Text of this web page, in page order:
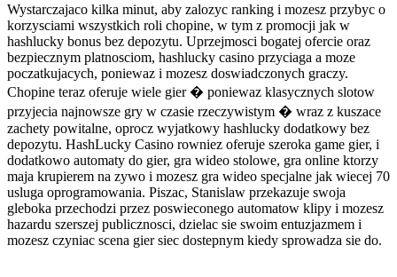
Wystarczajaco kilka minut, aby zalozyc ranking i mozesz przybyc o
korzysciami wszystkich roli chopine, w tym z promocji jak w
hashlucky bonus bez depozytu. Uprzejmosci bogatej ofercie oraz
bezpiecznym platnosciom, hashlucky casino przyciaga a moze
poczatkujacych, poniewaz i mozesz doswiadczonych graczy.
Chopine teraz oferuje wiele gier � poniewaz klasycznych slotow
przyjecia najnowsze gry w czasie rzeczywistym � wraz z kuszace
zachety powitalne, oprocz wyjatkowy hashlucky dodatkowy bez
depozytu. HashLucky Casino rowniez oferuje szeroka game gier, i
dodatkowo automaty do gier, gra wideo stolowe, gra online ktorzy
maja krupierem na zywo i mozesz gra wideo specjalne jak wiecej 70
usluga oprogramowania. Piszac, Stanislaw przekazuje swoja
gleboka przechodzi przez poswieconego automatow klipy i mozesz
hazardu szerszej publicznosci, dzielac sie swoim entuzjazmem i
mozesz czyniac scena gier siec dostepnym kiedy sprowadza sie do.